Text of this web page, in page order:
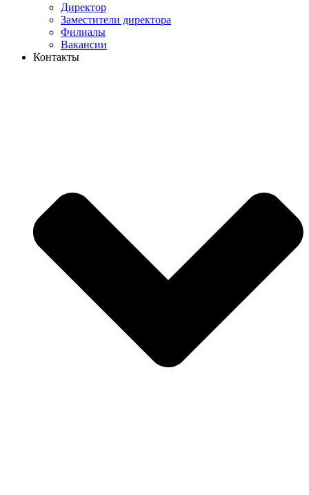
Директор
Заместители директора
Филиалы
Вакансии
Контакты